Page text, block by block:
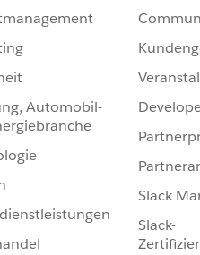
Automobil-
Slack
Slack-